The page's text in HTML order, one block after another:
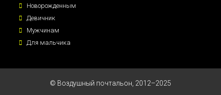
Новорожденным
Девичник
Мужчинам
Для мальчика
© Воздушный почтальон, 2012–2025